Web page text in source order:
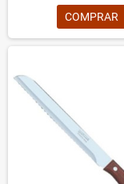
COMPRAR